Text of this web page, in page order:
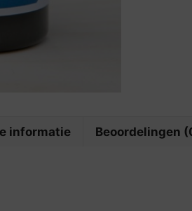
informatie Beoordelingen